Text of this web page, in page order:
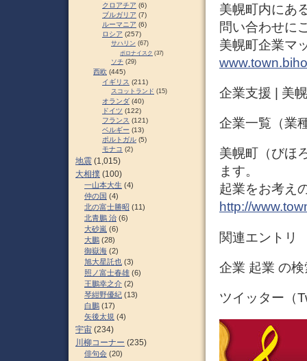
美幌町内にあ
問い合わせに
美幌町企業マ
企業支援 | 美
企業一覧（業
美幌町（びほ
ます。
起業をお考え
http://
関連エントリ
企業 起業 の
ツイッター（
クロアチア (6)
ブルガリア (7)
ルーマニア (6)
ロシア (257)
サハリン (67)
ポロナイスク (37)
ソチ (29)
西欧 (445)
イギリス (211)
スコットランド (15)
オランダ (40)
ドイツ (122)
フランス (121)
ベルギー (13)
ポルトガル (5)
モナコ (2)
地震 (1,015)
大相撲 (100)
一山本大生 (4)
仲の国 (4)
北の富士勝昭 (11)
北青鵬 治 (6)
大砂嵐 (6)
大鵬 (28)
御嶽海 (2)
旭大星託也 (3)
照ノ富士春雄 (6)
王鵬幸之介 (2)
琴紺野優紀 (13)
白鵬 (17)
矢後太規 (4)
宇宙 (234)
川柳コーナー (235)
俳句会 (20)